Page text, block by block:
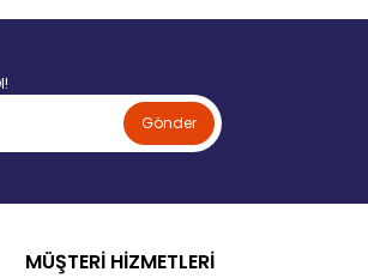
Gönder
MÜŞTERİ HİZMETLERİ